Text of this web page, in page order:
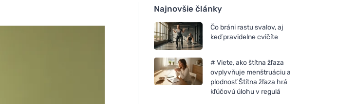
Najnovšie články
Čo bráni rastu svalov, aj
keď pravidelne cvičíte
# Viete, ako štítna žľaza
ovplyvňuje menštruáciu a
plodnosť Štítna žľaza hrá
kľúčovú úlohu v regulá